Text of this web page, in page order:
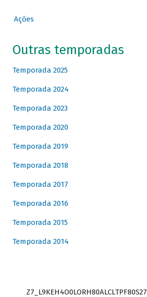
Ações
Outras temporadas
Temporada 2025
Temporada 2024
Temporada 2023
Temporada 2020
Temporada 2019
Temporada 2018
Temporada 2017
Temporada 2016
Temporada 2015
Temporada 2014
Z7_L9KEH4O0LORH80ALCLTPF80S27